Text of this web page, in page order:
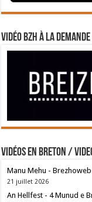
Vidéo BZH à la demande
Vidéos en breton /
Manu Mehu -
21 juillet 2026
An Hellfest - 4 Munud e